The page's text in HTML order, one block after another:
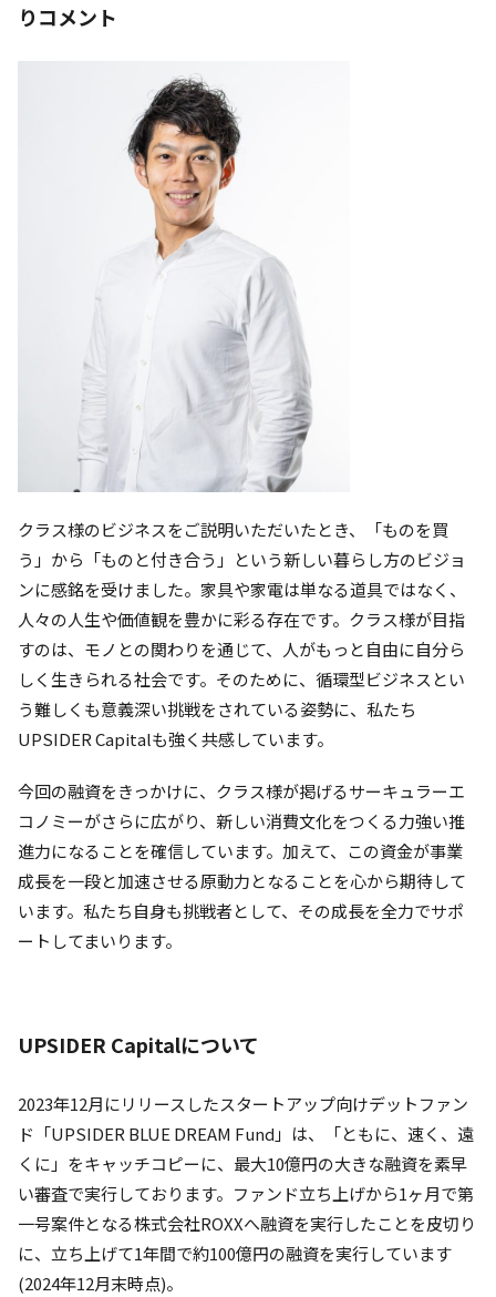
りコメント
クラス様のビジネスをご説明いただいたとき、「ものを買
う」から「ものと付き合う」という新しい暮らし方のビジョ
ンに感銘を受けました。家具や家電は単なる道具ではなく、
人々の人生や価値観を豊かに彩る存在です。クラス様が目指
すのは、モノとの関わりを通じて、人がもっと自由に自分ら
しく生きられる社会です。そのために、循環型ビジネスとい
う難しくも意義深い挑戦をされている姿勢に、私たち
UPSIDER Capitalも強く共感しています。
今回の融資をきっかけに、クラス様が掲げるサーキュラーエ
コノミーがさらに広がり、新しい消費文化をつくる力強い推
進力になることを確信しています。加えて、この資金が事業
成長を一段と加速させる原動力となることを心から期待して
います。私たち自身も挑戦者として、その成長を全力でサポ
ートしてまいります。
UPSIDER Capitalについて
2023年12月にリリースしたスタートアップ向けデットファン
ド「UPSIDER BLUE DREAM Fund」は、「ともに、速く、遠
くに」をキャッチコピーに、最大10億円の大きな融資を素早
い審査で実行しております。ファンド立ち上げから1ヶ月で第
一号案件となる株式会社ROXXへ融資を実行したことを皮切り
に、立ち上げて1年間で約100億円の融資を実行しています
(2024年12月末時点)。